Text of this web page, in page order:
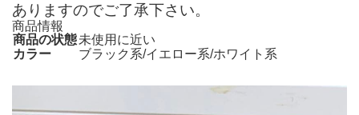
ありますのでご了承下さい。
商品情報
商品の状態未使用に近い
カラー
ブラック系/イエロー系/ホワイト系